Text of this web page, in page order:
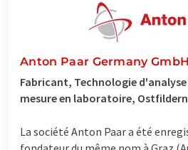
Anton Paar Germany GmbH
Fabricant, Technologie
mesure en laboratoire,
La société Anton Paar a été